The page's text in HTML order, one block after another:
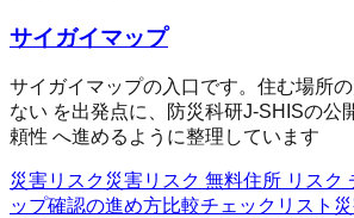
サイガイマップ
サイガイマップの入口です。住む場所
ない を出発点に、防災科研J-SHISの公
頼性 へ進めるように整理しています
災害リスク災害リスク 無料住所 リスク
ップ確認の進め方比較チェックリスト